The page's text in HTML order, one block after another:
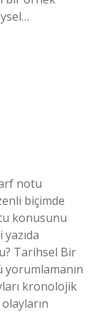
notu
biçimde
konusunu
Tarihsel Bir
kronolojik